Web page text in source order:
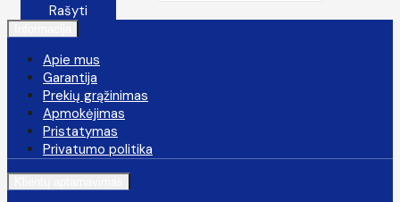
Rašyti
Apie mus
Garantija
Prekių grąžinimas
Apmokėjimas
Pristatymas
Privatumo politika